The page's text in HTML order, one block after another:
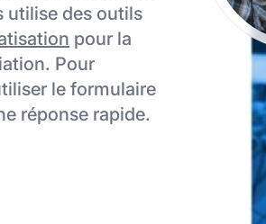
utilise des outils
pour la
Pour
le formulaire
réponse rapide.